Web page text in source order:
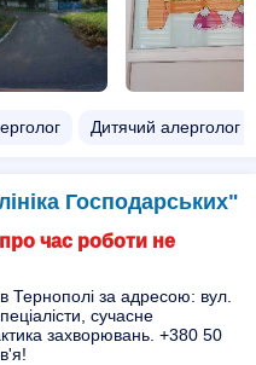
Дитячий алерголог
Господарських"
час роботи не
Тернополі за адресою: вул.
сучасне
захворювань. +380 50